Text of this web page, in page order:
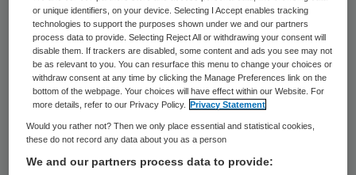
geneesmiddelenresistentie terug te
dringen. Tijdens het World Economic Forum
in Davos in Zwitserland presenteerden ze
op 21 januari een verklaring.
De ondertekenaars doen een oproep aan
overheden en bedrijfsleven om samen op te
trekken in de strijd tegen geneesmiddelen-
or unique identifiers, on your device. Selecting I Accept enables tracking
technologies to support the purposes shown under we and our partners
process data to provide. Selecting Reject All or withdrawing your consent will
disable them. If trackers are disabled, some content and ads you see may not
be as relevant to you. You can resurface this menu to change your choices or
withdraw consent at any time by clicking the Manage Preferences link on the
bottom of the webpage. Your choices will have effect within our Website. For
more details, refer to our Privacy Policy.
Privacy Statement
Would you rather not? Then we only place essential and statistical cookies,
these do not record any data about you as a person
We and our partners process data to provide: